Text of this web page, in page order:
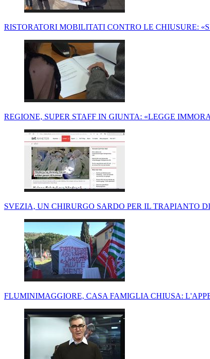
RISTORATORI MOBILITATI CONTRO LE CHIUSURE:
REGIONE, SUPER STAFF IN GIUNTA: «LEGGE
SVEZIA, UN CHIRURGO SARDO PER IL TRAPIANTO
FLUMINIMAGGIORE, CASA FAMIGLIA CHIUSA: